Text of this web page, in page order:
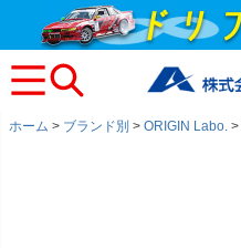
ホーム ブランド別 ORIGIN Labo.